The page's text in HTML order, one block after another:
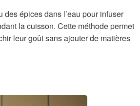
épices dans l’eau pour infuser
la cuisson. Cette méthode permet
leur goût sans ajouter de matières